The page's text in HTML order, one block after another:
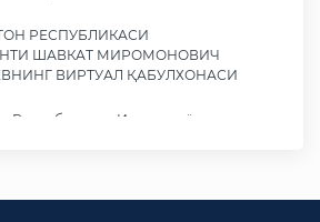
РЕСПУБЛИКАСИ
ШАВКАТ МИРОМОНОВИЧ
ВИРТУАЛ ҚАБУЛХОНАСИ
Республикаси Иқтисодиёт ва